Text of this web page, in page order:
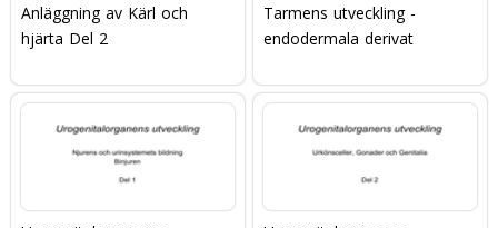
Anläggning av Kärl och
hjärta Del 2
Tarmens utveckling -
endodermala derivat